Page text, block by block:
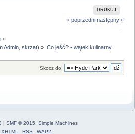
DRUKUJ
« poprzedni następny »
»
Admin ,skrzat) » Co jeść? - wątek kulinarny
Skocz do:
| SMF © 2015
Simple Machines
XHTML
RSS WAP2